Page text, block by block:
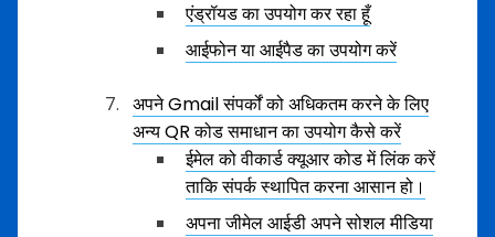
एंड्रॉयड का उपयोग कर रहा हूँ
आईफोन या आईपैड का उपयोग करें
अपने Gmail संपर्कों को अधिकतम करने के लिए
अन्य QR कोड समाधान का उपयोग कैसे करें
ईमेल को वीकार्ड क्यूआर कोड में लिंक करें
ताकि संपर्क स्थापित करना आसान हो।
अपना जीमेल आईडी अपने सोशल मीडिया